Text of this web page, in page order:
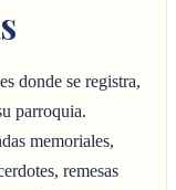
donde se registra,
parroquia.
memoriales,
remesas